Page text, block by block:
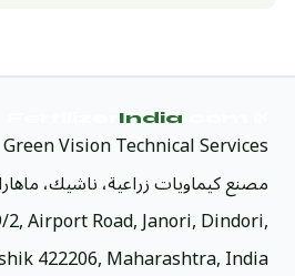
India
Green Vision Technical Services
مصنع كيماويات زراعية، ناشيك،
2, Airport Road, Janori, Dindori,
422206, Maharashtra, India